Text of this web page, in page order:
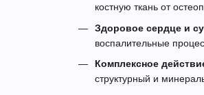
костную ткань от
Здоровое сердце и
воспалительные
Комплексное
структурный и